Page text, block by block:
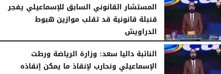
المستشار القانوني السابق للإسماعيلي يفجر
قنبلة قانونية قد تقلب موازين هبوط
الدراويش
الأحد، 7 يونيو 2026 01:17 صـ
​النائبة داليا سعد: وزارة الرياضة ورطت
الإسماعيلي ونحارب لإنقاذ ما يمكن إنقاذه